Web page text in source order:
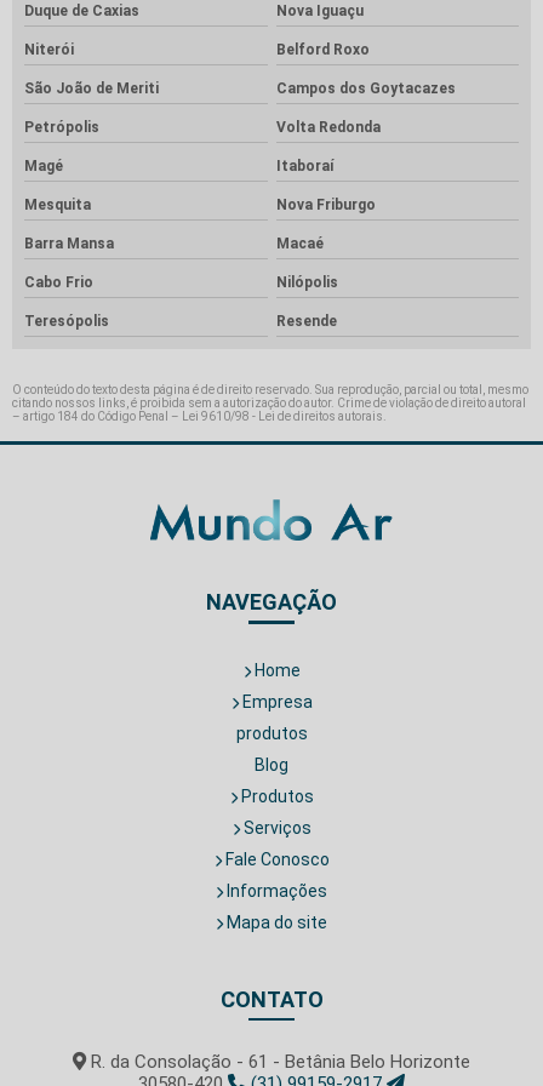
Duque de Caxias Nova Iguaçu
Niterói Belford Roxo
São João de Meriti Campos dos Goytacazes
Petrópolis Volta Redonda
Magé Itaboraí
Mesquita Nova Friburgo
Barra Mansa Macaé
Cabo Frio Nilópolis
Teresópolis Resende
O conteúdo do texto desta página é de direito reservado. Sua reprodução, parcial ou total, mesmo
citando nossos links, é proibida sem a autorização do autor. Crime de violação de direito autoral
– artigo 184 do Código Penal –
Lei 9610/98 - Lei de direitos autorais
NAVEGAÇÃO
Home
Empresa
produtos
Blog
Produtos
Serviços
Fale Conosco
Informações
Mapa do site
CONTATO
R. da Consolação - 61 - Betânia Belo Horizonte